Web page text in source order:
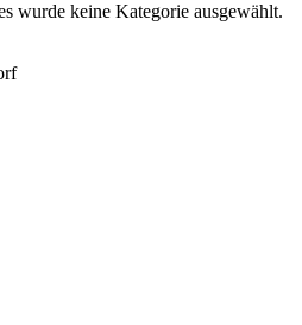
wurde keine Kategorie ausgewählt.